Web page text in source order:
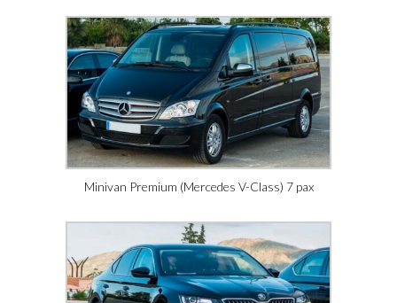
Minivan Premium (Mercedes V-Class) 7 pax